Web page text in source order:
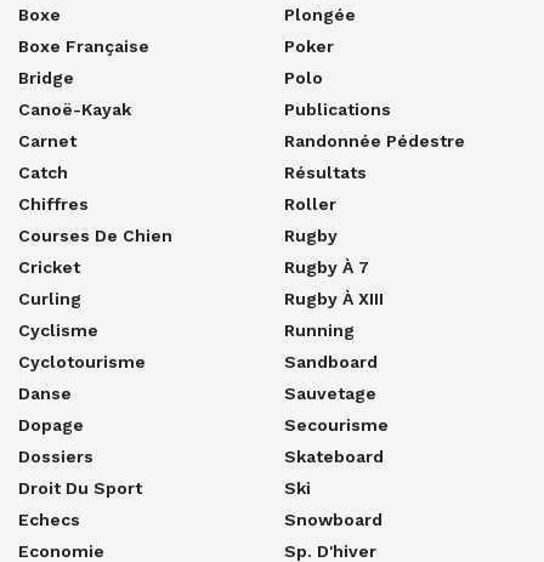
Boxe
Boxe Française
Bridge
Canoë-Kayak
Carnet
Catch
Chiffres
Courses De Chien
Cricket
Curling
Cyclisme
Cyclotourisme
Danse
Dopage
Dossiers
Droit Du Sport
Echecs
Economie
Plongée
Poker
Polo
Publications
Randonnée Pédestre
Résultats
Roller
Rugby
Rugby À 7
Rugby À XIII
Running
Sandboard
Sauvetage
Secourisme
Skateboard
Ski
Snowboard
Sp. D'hiver